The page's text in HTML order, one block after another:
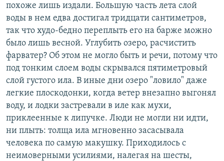
похоже лишь издали. Большую часть лета слой
воды в нем едва достигал тридцати сантиметров,
так что худо-бедно переплыть его на барже можно
было лишь весной. Углубить озеро, расчистить
фарватер? Об этом не могло быть и речи, потому что
под тонким слоем воды скрывался пятиметровый
слой густого ила. В иные дни озеро "ловило" даже
легкие плоскодонки, когда ветер внезапно выгонял
воду, и лодки застревали в иле как мухи,
приклеенные к липучке. Люди не могли ни идти,
ни плыть: толща ила мгновенно засасывала
человека по самую макушку. Приходилось с
неимоверными усилиями, налегая на шесты,